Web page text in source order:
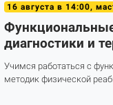
16 августа в 14:00,
диагностики и
Учимся работаться с
методик физической